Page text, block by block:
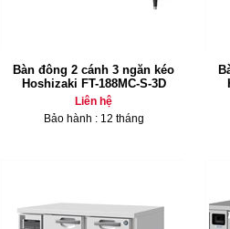
Bàn đông 2 cánh 3 ngăn kéo
Hoshizaki FT-188MC-S-3D
Liên hệ
Bảo hành : 12 tháng